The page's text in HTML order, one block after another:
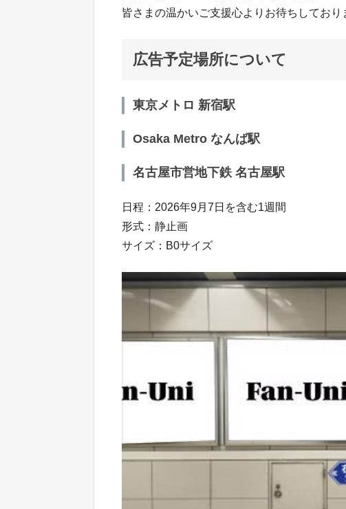
皆さまの温かいご支援心よりお待ちしており
広告予定場所について
東京メトロ 新宿駅
Osaka Metro なんば駅
名古屋市営地下鉄 名古屋駅
日程：2026年9月7日を含む1週間
形式：静止画
サイズ：B0サイズ